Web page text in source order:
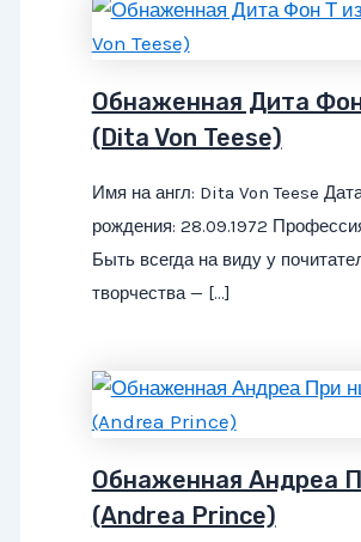
Обнаженная Дита
(Dita Von Teese)
Имя на англ: Dita Von Teese
рождения: 28.09.1972
Быть всегда на виду у
творчества — […]
Обнаженная Андреа
(Andrea Prince)